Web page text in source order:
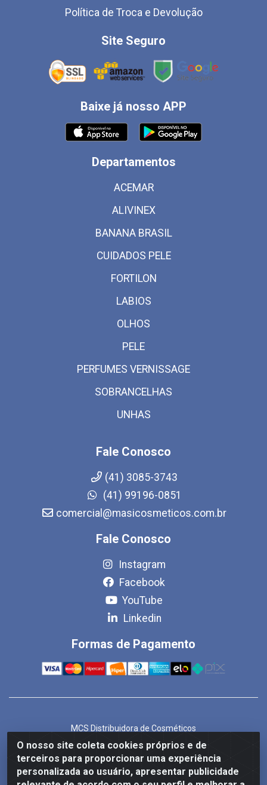
O nosso site coleta cookies próprios e de
terceiros para proporcionar uma experiência
personalizada ao usuário, apresentar publicidade
Política de Troca e Devolução
Site Seguro
Baixe já nosso APP
Departamentos
ACEMAR
ALIVINEX
BANANA BRASIL
CUIDADOS PELE
FORTILON
LABIOS
OLHOS
PELE
PERFUMES VERNISSAGE
SOBRANCELHAS
UNHAS
Fale Conosco
(41) 3085-3743
(41) 99196-0851
comercial@masicosmeticos.com.br
Fale Conosco
Instagram
Facebook
YouTube
Linkedin
Formas de Pagamento
MCS Distribuidora de Cosméticos
Rua Bom Jesus de Iguape, 1409 - Hauer, Curitiba/PR - CEP
81.610-040
CNPJ 86.825.155/0001-82